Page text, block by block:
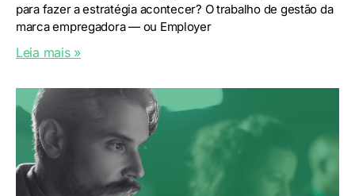
para fazer a estratégia acontecer? O trabalho de gestão da
marca empregadora — ou Employer
Leia mais »